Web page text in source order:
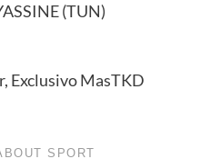
(TUN)
Exclusivo MasTKD